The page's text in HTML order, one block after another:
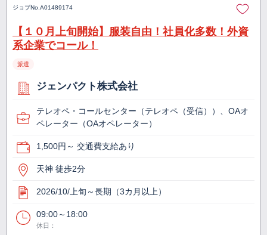
ジョブNo. A01489174
【１０月上旬開始】服装自由！社員化多数！外資
系企業でコール！
派遣
ジェンパクト株式会社
テレオペ・コールセンター（テレオペ（受信））、OAオ
ペレーター（OAオペレーター）
1,500円～ 交通費支給あり
天神 徒歩2分
2026/10/上旬～長期（3カ月以上）
09:00～18:00
休日：